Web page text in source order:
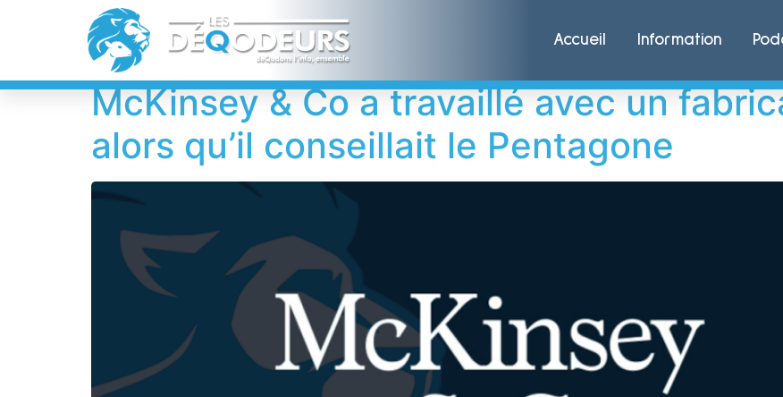
Accueil Information
Étiquette :Bill Browder
McKinsey & Co a travaillé avec un
alors qu’il conseillait le Pentagone